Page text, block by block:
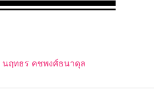
นฤทธร คชพงศ์ธนาดุล